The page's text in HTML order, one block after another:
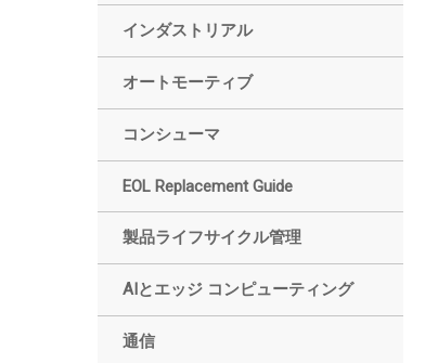
インダストリアル
オートモーティブ
コンシューマ
EOL Replacement Guide
製品ライフサイクル管理
AIとエッジ コンピューティング
通信